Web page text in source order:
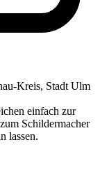
Kreis, Stadt Ulm
einfach zur
Schildermacher
lassen.